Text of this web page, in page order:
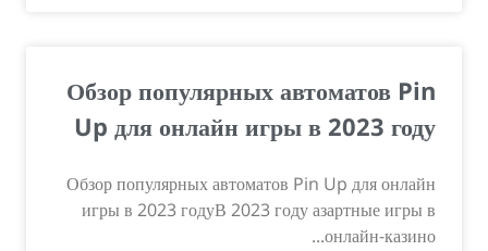
Обзор популярных автоматов Pin
Up для онлайн игры в 2023 году
Обзор популярных автоматов Pin Up для онлайн
игры в 2023 годуВ 2023 году азартные игры в
онлайн-казино...